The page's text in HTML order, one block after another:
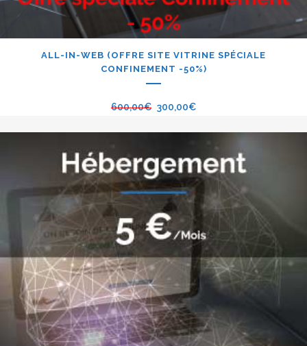
ALL-IN-WEB (OFFRE SITE VITRINE SPÉCIALE
CONFINEMENT -50%)
600,00€ 300,00€